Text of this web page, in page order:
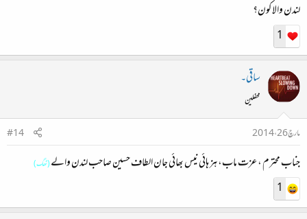
لندن والا کون؟
1
ساقی۔
محفلین
مارچ 26، 2014
#14
جناب محترم ، عزت ماب، ہز ہائی نیس بھائی جان الطاف حسین صاحب لندن والے(ٹھگ)
1